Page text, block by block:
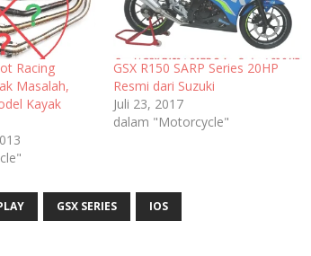
Racing
Masalah,
Kayak
GSX R150 SARP Series 20HP
Resmi dari Suzuki
Juli 23, 2017
dalam "Motorcycle"
GSX SERIES IOS